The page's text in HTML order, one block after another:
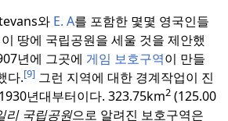
와 E. A를 포함한 몇몇 영국인들
땅에 국립공원을 세울 것을 제안했
년에 그곳에 게임 보호구역이 만들
다.[9] 그런 지역에 대한 경계작업이 진
년대부터이다. 323.75km2 (125.00
리 국립공원으로 알려진 보호구역은